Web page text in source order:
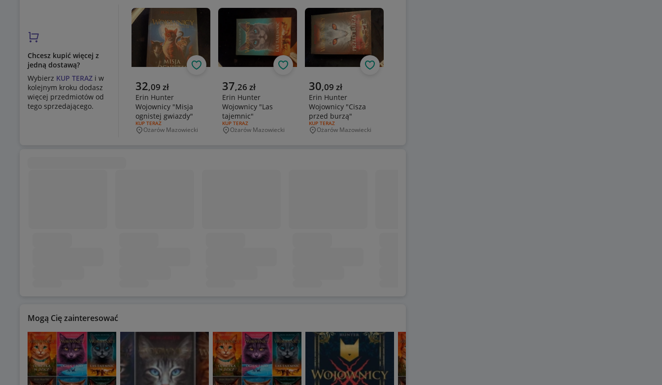
Chcesz kupić więcej z
jedną dostawą?
Wybierz KUP TERAZ i w
kolejnym kroku dodasz
więcej przedmiotów od
tego sprzedającego.
Aktualna cena
32,09 zł
Erin Hunter
Wojownicy "Misja
ognistej gwiazdy"
RODZAJ OFERTY:
KUP TERAZ
Miejscowość
Ożarów Mazowiecki
Obserwuj
Aktualna cena
37,26 zł
Erin Hunter
Wojownicy "Las
tajemnic"
RODZAJ OFERTY:
KUP TERAZ
Miejscowość
Ożarów Mazowiecki
Obserwuj
Aktualna cena
30,09 zł
Erin Hunter
Wojownicy "Cisza
przed burzą"
RODZAJ OFERTY:
KUP TERAZ
Miejscowość
Ożarów Mazowiecki
Obserwuj
Mogą Cię zainteresować